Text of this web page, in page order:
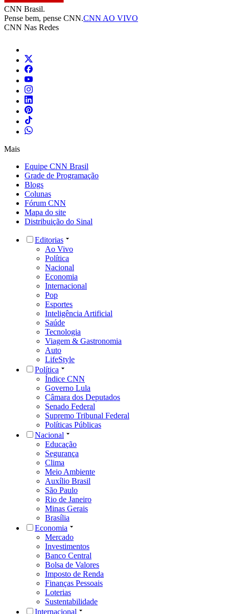
CNN Brasil.
Pense bem, pense CNN.CNN AO VIVO
CNN Nas Redes
Mais
Equipe CNN Brasil
Grade de Programação
Blogs
Colunas
Fórum CNN
Mapa do site
Distribuição do Sinal
Editorias
Ao Vivo
Política
Nacional
Economia
Internacional
Pop
Esportes
Inteligência Artificial
Saúde
Tecnologia
Viagem & Gastronomia
Auto
LifeStyle
Política
Índice CNN
Governo Lula
Câmara dos Deputados
Senado Federal
Supremo Tribunal Federal
Políticas Públicas
Nacional
Educação
Segurança
Clima
Meio Ambiente
Auxílio Brasil
São Paulo
Rio de Janeiro
Minas Gerais
Brasília
Economia
Mercado
Investimentos
Banco Central
Bolsa de Valores
Imposto de Renda
Finanças Pessoais
Loterias
Sustentabilidade
Internacional